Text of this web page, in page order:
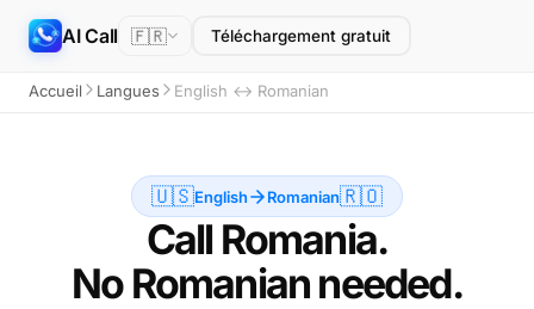
AI Call 🇫🇷 Téléchargement gratuit
Accueil Langues English ↔ Romanian
🇺🇸English Romanian🇷🇴
Call Romania.
No Romanian needed.